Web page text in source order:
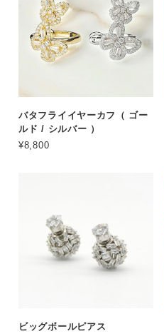
バタフライイヤーカフ（ ゴー
ルド / シルバー ）
¥8,800
ビッグボールピアス